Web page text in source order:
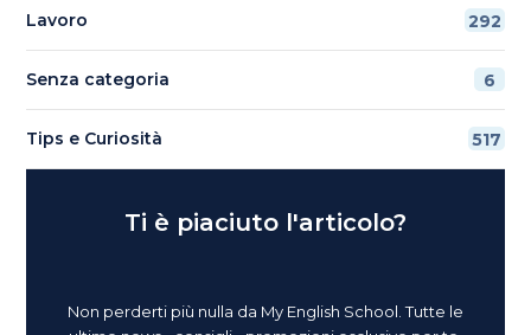
Lavoro 292
Senza categoria 6
Tips e Curiosità 517
Ti è piaciuto l'articolo?
Non perderti più nulla da My English School. Tutte le